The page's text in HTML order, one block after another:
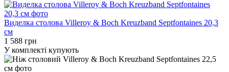
Виделка столова Villeroy & Boch Kreuzband Septfontaines 20,3
см
1 588 грн
У комплекті купують